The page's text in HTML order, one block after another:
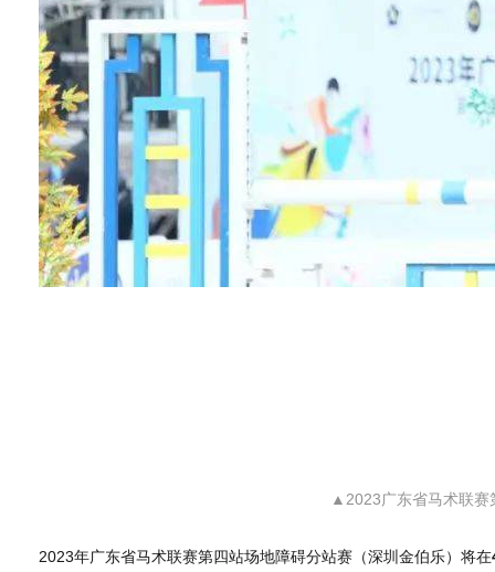
▲2023广东省马术联赛
2023年广东省马术联赛第四站场地障碍分站赛（深圳金伯乐）将在